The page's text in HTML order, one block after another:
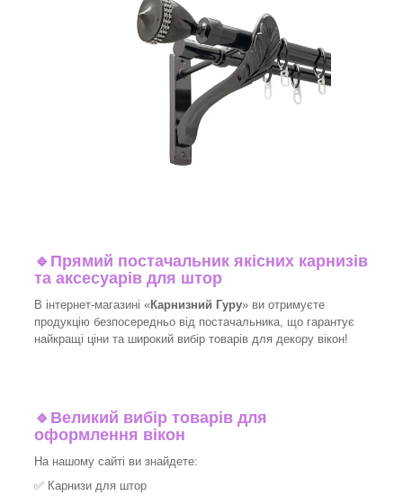
🔹 Прямий постачальник якісних карнизів
та аксесуарів для штор
В інтернет-магазині «Карнизний Гуру» ви отримуєте
продукцію безпосередньо від постачальника, що гарантує
найкращі ціни та широкий вибір товарів для декору вікон!​
🔹 Великий вибір товарів для
оформлення вікон
На нашому сайті ви знайдете:
✅ Карнизи для штор